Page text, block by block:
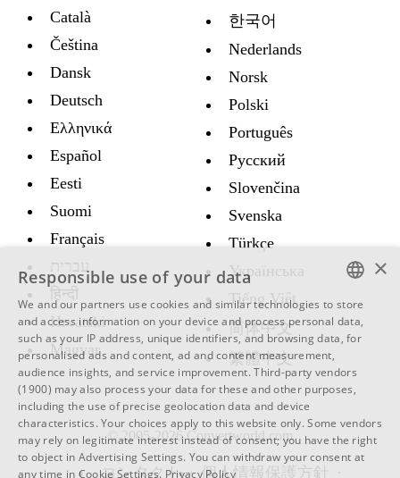
Català
Čeština
Dansk
Deutsch
Ελληνικά
Español
Eesti
Suomi
Français
עברית
हिन्दी
Hrvatski
Magyar
한국어
Nederlands
Norsk
Polski
Português
Русский
Slovenčina
Svenska
Türkçe
Украïнська
Tiếng Việt
简体中文
繁體中文
© 2005-2026 Convertworld.com
コンタクト 個人情報保護方針
ENGLISH
SWEDISH
SPANISH
ARABIC
BULGARIAN
×
Responsible use of your data
We and our partners use cookies and similar technologies to store
and access information on your device and process personal data,
such as your IP address, unique identifiers, and browsing data, for
personalised ads and content, ad and content measurement,
audience insights, and service improvement.Third-party vendors
(1900) may also process your data for these and other purposes,
including the use of precise geolocation data and device
characteristics. Your choices apply to this website only. Some vendors
may rely on legitimate interest instead of consent; you have the right
to object in Advertising Settings. You can withdraw your consent at
any time in Cookie Settings. Privacy Policy